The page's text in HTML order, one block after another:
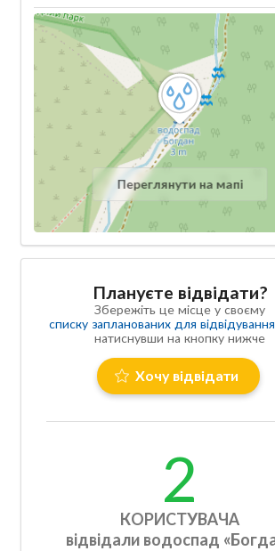
Переглянути на мапі
Плануєте відвідати?
Збережіть це місце у своєму
списку запланованих для
натиснувши на кнопку нижче
Хочу відвідати
2
КОРИСТУВАЧА
відвідали водоспад